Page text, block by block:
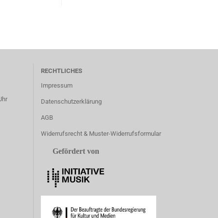
RECHTLICHES
Impressum
Datenschutzerklärung
AGB
Widerrufsrecht & Muster-Widerrufsformular
Gefördert von